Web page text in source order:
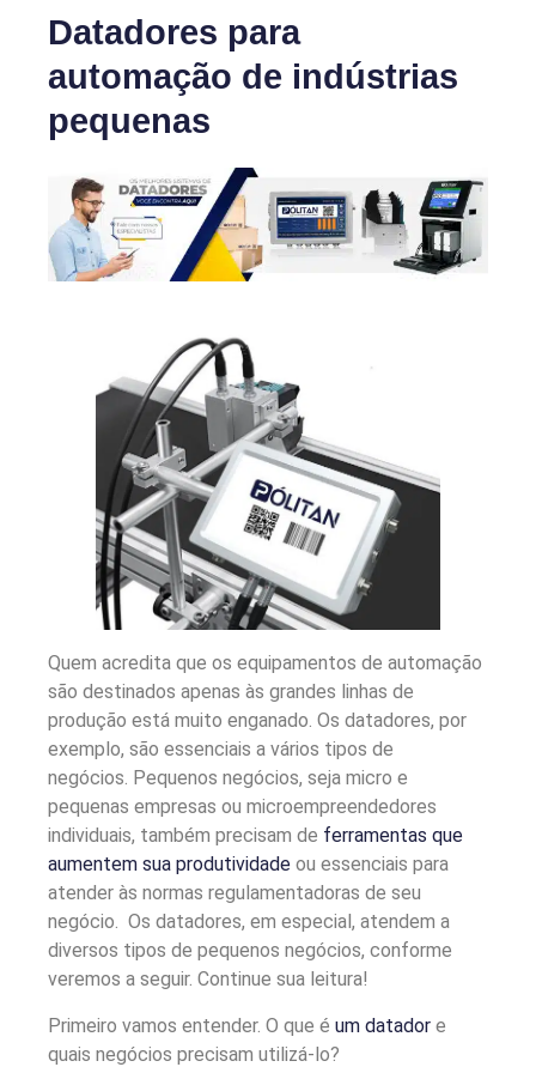
Datadores para
automação de indústrias
pequenas
Quem acredita que os equipamentos de automação
são destinados apenas às grandes linhas de
produção está muito enganado. Os datadores, por
exemplo, são essenciais a vários tipos de
negócios. Pequenos negócios, seja micro e
pequenas empresas ou microempreendedores
individuais, também precisam de ferramentas que
aumentem sua produtividade ou essenciais para
atender às normas regulamentadoras de seu
negócio. Os datadores, em especial, atendem a
diversos tipos de pequenos negócios, conforme
veremos a seguir. Continue sua leitura!
Primeiro vamos entender. O que é um datador e
quais negócios precisam utilizá-lo?